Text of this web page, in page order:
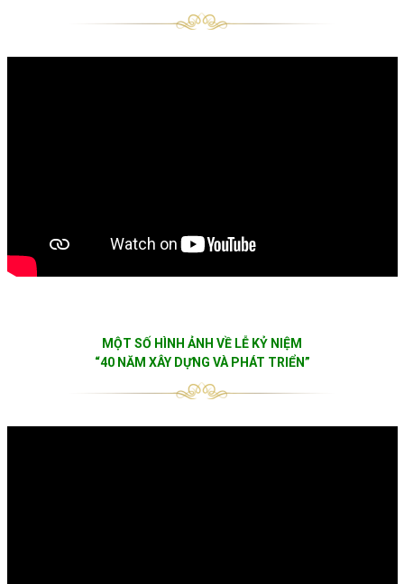
MỘT SỐ HÌNH ẢNH VỀ LỄ KỶ NIỆM
“40 NĂM XÂY DỰNG VÀ PHÁT TRIỂN”